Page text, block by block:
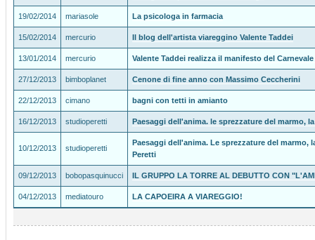
19/02/2014 mariasole La psicologa in farmacia
15/02/2014 mercurio Il blog dell'artista viareggino Valente Taddei
13/01/2014 mercurio Valente Taddei realizza il manifesto del
27/12/2013 bimboplanet Cenone di fine anno con Massimo Ceccherini
22/12/2013 cimano bagni con tetti in amianto
16/12/2013 studioperetti Paesaggi dell'anima. le sprezzature del marmo,
10/12/2013 studioperetti
Paesaggi dell'anima. Le sprezzature del marmo,
Peretti
09/12/2013 bobopasquinucci IL GRUPPO LA TORRE AL DEBUTTO CON
04/12/2013 mediatouro LA CAPOEIRA A VIAREGGIO!